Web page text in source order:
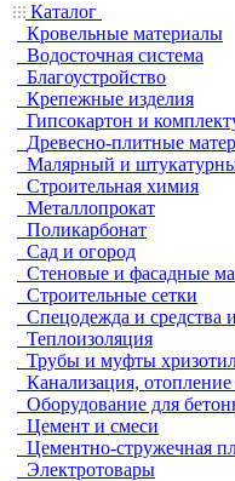
Каталог
Кровельные материалы
Водосточная система
Благоустройство
Крепежные изделия
Гипсокартон и
Древесно-плитные
Малярный и
Строительная химия
Металлопрокат
Поликарбонат
Сад и огород
Стеновые и фасадные
Строительные сетки
Спецодежда и средства
Теплоизоляция
Трубы и муфты
Канализация,
Оборудование для
Цемент и смеси
Цементно-стружечная
Электротовары